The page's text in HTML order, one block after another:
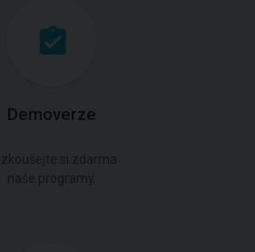
Demoverze